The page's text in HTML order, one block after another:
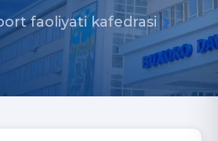
faoliyati kafedrasi